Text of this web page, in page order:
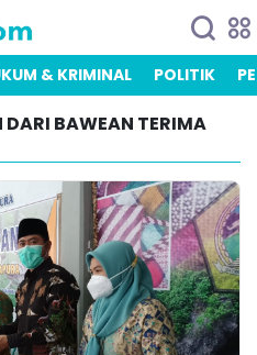
& KRIMINAL POLITIK
BAWEAN TERIMA